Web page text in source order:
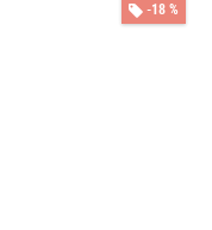
-18 %